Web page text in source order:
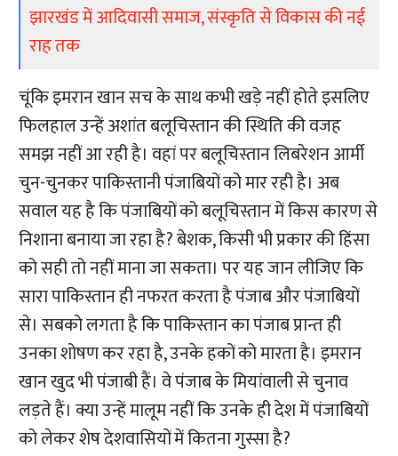
झारखंड में आदिवासी समाज, संस्कृति से विकास की नई
राह तक
चूंकि इमरान खान सच के साथ कभी खड़े नहीं होते इसलिए
फिलहाल उन्हें अशांत बलूचिस्तान की स्थिति की वजह
समझ नहीं आ रही है। वहां पर बलूचिस्तान लिबरेशन आर्मी
चुन-चुनकर पाकिस्तानी पंजाबियों को मार रही है। अब
सवाल यह है कि पंजाबियों को बलूचिस्तान में किस कारण से
निशाना बनाया जा रहा है? बेशक, किसी भी प्रकार की हिंसा
को सही तो नहीं माना जा सकता। पर यह जान लीजिए कि
सारा पाकिस्तान ही नफरत करता है पंजाब और पंजाबियों
से। सबको लगता है कि पाकिस्तान का पंजाब प्रान्त ही
उनका शोषण कर रहा है, उनके हकों को मारता है। इमरान
खान खुद भी पंजाबी हैं। वे पंजाब के मियांवाली से चुनाव
लड़ते हैं। क्या उन्हें मालूम नहीं कि उनके ही देश में पंजाबियों
को लेकर शेष देशवासियों में कितना गुस्सा है?